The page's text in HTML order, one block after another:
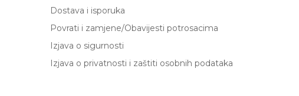
Dostava i isporuka
Povrati i zamjene/Obavijesti potrosacima
Izjava o sigurnosti
Izjava o privatnosti i zaštiti osobnih podataka